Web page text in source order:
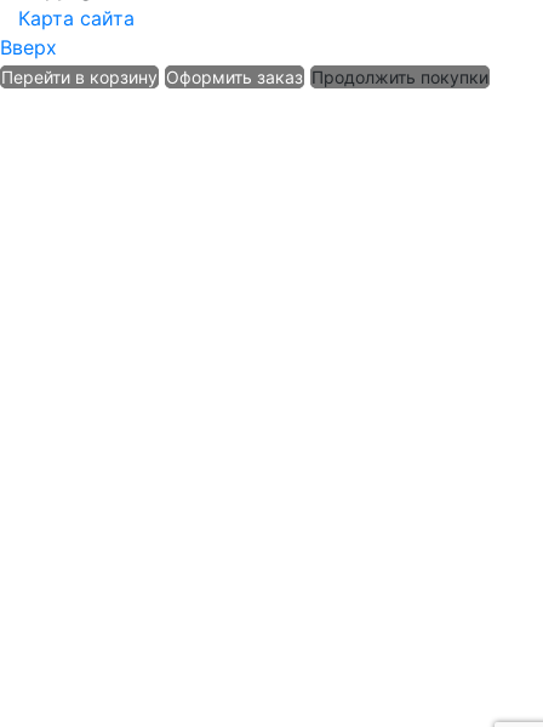
Карта сайта
Вверх
Перейти в корзину Оформить заказ Продолжить покупки